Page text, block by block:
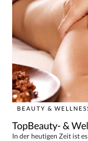
BEAUTY &
TopBeauty- &
In der heutigen Zeit ist